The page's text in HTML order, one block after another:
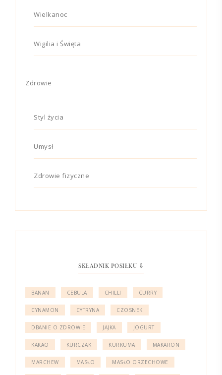
Wielkanoc
Wigilia i Święta
Zdrowie
Styl życia
Umysł
Zdrowie fizyczne
SKŁADNIK POSIŁKU ⇩
BANAN CEBULA CHILLI CURRY
CYNAMON CYTRYNA CZOSNEK
DBANIE O ZDROWIE JAJKA JOGURT
KAKAO KURCZAK KURKUMA MAKARON
MARCHEW MASŁO MASŁO ORZECHOWE